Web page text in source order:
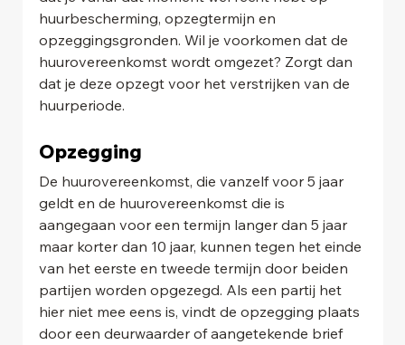
huurbescherming, opzegtermijn en
opzeggingsgronden. Wil je voorkomen dat de
huurovereenkomst wordt omgezet? Zorgt dan
dat je deze opzegt voor het verstrijken van de
huurperiode.
Opzegging
De huurovereenkomst, die vanzelf voor 5 jaar
geldt en de huurovereenkomst die is
aangegaan voor een termijn langer dan 5 jaar
maar korter dan 10 jaar, kunnen tegen het einde
van het eerste en tweede termijn door beiden
partijen worden opgezegd. Als een partij het
hier niet mee eens is, vindt de opzegging plaats
door een deurwaarder of aangetekende brief